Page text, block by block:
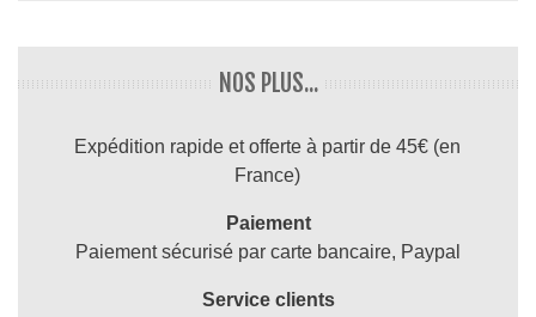
NOS PLUS...
Expédition rapide et offerte à partir de 45€ (en
France)
Paiement
Paiement sécurisé par carte bancaire, Paypal
Service clients